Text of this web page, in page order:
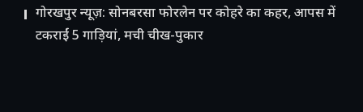
गोरखपुर न्यूज़: सोनबरसा फोरलेन पर कोहरे का कहर, आपस में
टकराईं 5 गाड़ियां, मची चीख-पुकार